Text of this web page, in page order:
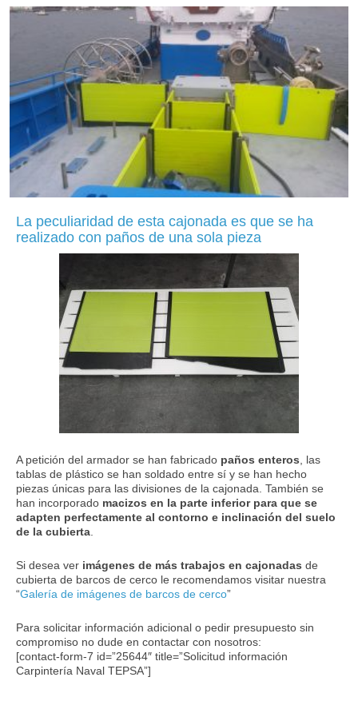
La peculiaridad de esta cajonada es que se ha
realizado con paños de una sola pieza
A petición del armador se han fabricado paños enteros, las
tablas de plástico se han soldado entre sí y se han hecho
piezas únicas para las divisiones de la cajonada. También se
han incorporado macizos en la parte inferior para que se
adapten perfectamente al contorno e inclinación del suelo
de la cubierta.
Si desea ver imágenes de más trabajos en cajonadas de
cubierta de barcos de cerco le recomendamos visitar nuestra
“Galería de imágenes de barcos de cerco”
Para solicitar información adicional o pedir presupuesto sin
compromiso no dude en contactar con nosotros:
[contact-form-7 id=”25644″ title=”Solicitud información
Carpintería Naval TEPSA”]